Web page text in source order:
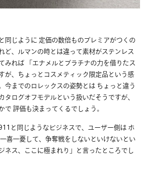
同じように 定価の数倍ものプレミアがつくの
ど、ルマンの時とは違って素材がステンレス
みれば 「エナメルとプラチナの力を借りたス
が、ちょっとコスメティック限定品という感
今までのロレックスの姿勢とは ちょっと違う
ログオフモデルという扱いだそうですが、
評価も決まってくるでしょう。
と同じようなビジネスで、ユーザー側は ホ
喜一憂して、争奪戦をしないといけないとい
ネス、ここに極まれり」と言ったところでし